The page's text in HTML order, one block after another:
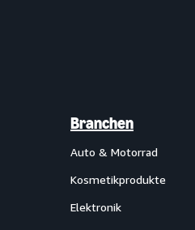
Branchen
Auto & Motorrad
Kosmetikprodukte
Elektronik